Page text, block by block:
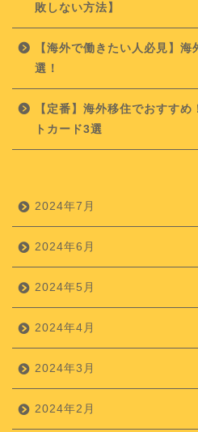
敗しない方法】
【海外で働きたい人必見】
選！
【定番】海外移住でおすす
トカード3選
2024年7月
2024年6月
2024年5月
2024年4月
2024年3月
2024年2月